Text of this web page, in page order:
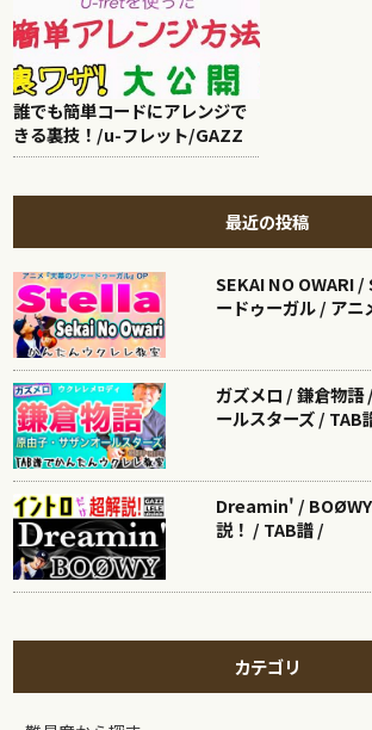
誰でも簡単コードにアレンジで
きる裏技！/u-フレット/GAZZ
最近の投稿
SEKAI NO OWARI
ードゥーガル / アニ
ガズメロ / 鎌倉物語
ールスターズ / TAB
Dreamin' /
説！ / TAB譜 /
カテゴリ